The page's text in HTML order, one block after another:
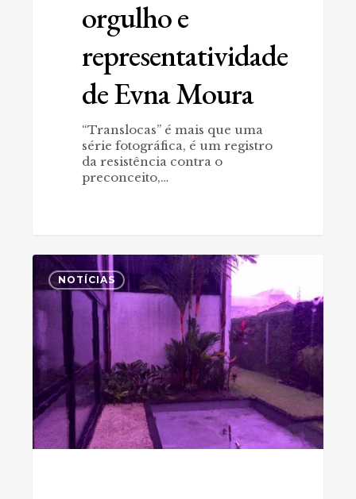
orgulho e
representatividade
de Evna Moura
“Translocas” é mais que uma
série fotográfica, é um registro
da resistência contra o
preconceito,…
Exposição
marca
36
anos
Griffo
NOTÍCIAS
0